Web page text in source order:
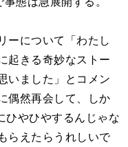
ーについて「わたし
起きる奇妙なストー
いました」とコメン
偶然再会して、しか
ひやひやするんじゃな
らえたらうれしいで